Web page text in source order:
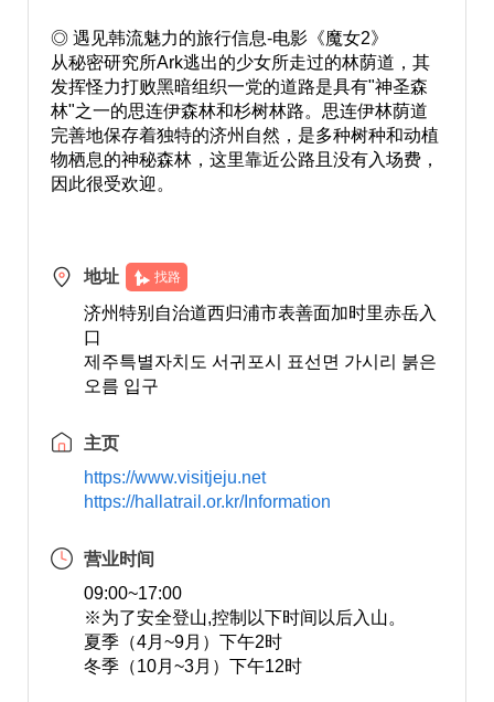
◎ 遇见韩流魅力的旅行信息-电影《魔女2》
从秘密研究所Ark逃出的少女所走过的林荫道，其
发挥怪力打败黑暗组织一党的道路是具有"神圣森
林"之一的思连伊森林和杉树林路。思连伊林荫道
完善地保存着独特的济州自然，是多种树种和动植
物栖息的神秘森林，这里靠近公路且没有入场费，
因此很受欢迎。
地址 找路
济州特别自治道西归浦市表善面加时里赤岳入
口
제주특별자치도 서귀포시 표선면 가시리 붉은
오름 입구
主页
https://www.visitjeju.net
https://hallatrail.or.kr/Information
营业时间
09:00~17:00
※为了安全登山,控制以下时间以后入山。
夏季（4月~9月）下午2时
冬季（10月~3月）下午12时